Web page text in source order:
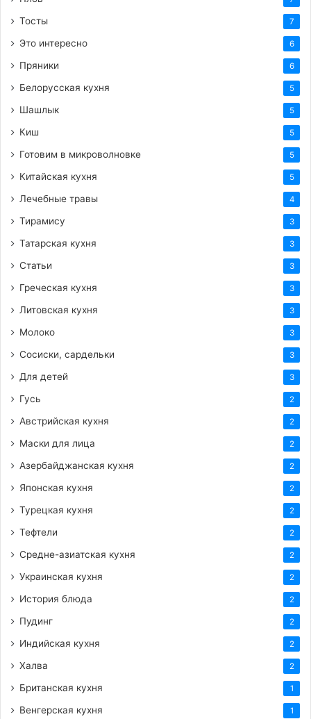
Тосты 7
Это интересно 6
Пряники 6
Белорусская кухня 5
Шашлык 5
Киш 5
Готовим в микроволновке 5
Китайская кухня 5
Лечебные травы 4
Тирамису 3
Татарская кухня 3
Статьи 3
Греческая кухня 3
Литовская кухня 3
Молоко 3
Сосиски, сардельки 3
Для детей 3
Гусь 2
Австрийская кухня 2
Маски для лица 2
Азербайджанская кухня 2
Японская кухня 2
Турецкая кухня 2
Тефтели 2
Средне-азиатская кухня 2
Украинская кухня 2
История блюда 2
Пудинг 2
Индийская кухня 2
Халва 2
Британская кухня 1
Венгерская кухня 1